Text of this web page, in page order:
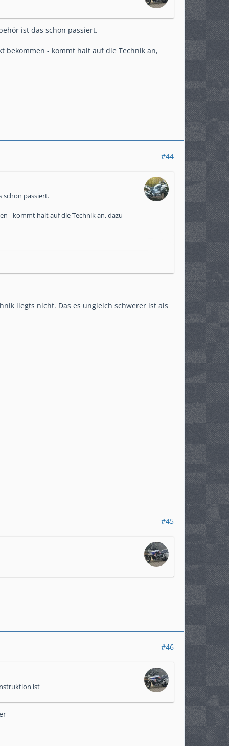
ist das schon passiert.
bekommen - kommt halt auf die Technik an,
#44
schon passiert.
- kommt halt auf die Technik an, dazu
liegts nicht. Das es ungleich schwerer ist als
#45
#46
ist